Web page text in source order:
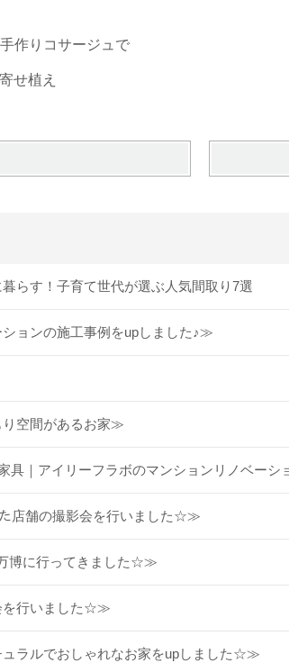
作りコサージュで
せ植え
らす！子育て世代が選ぶ人気間取り7選
ョンの施工事例をupしました♪≫
空間があるお家≫
具｜アイリーフラボのマンションリノベー
店舗の撮影会を行いました☆≫
博に行ってきました☆≫
を行いました☆≫
ラルでおしゃれなお家をupしました☆≫